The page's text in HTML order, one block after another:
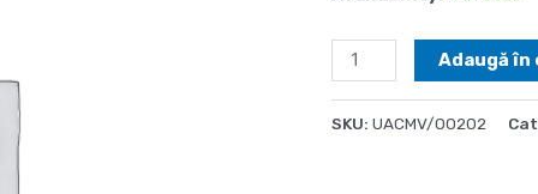
Cantitate
SISTEM
Adaugă în
SKU: UACMV/00202